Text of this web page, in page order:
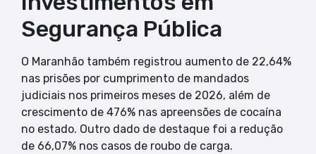
Segurança Pública
O Maranhão também registrou aumento de 22,64%
nas prisões por cumprimento de mandados
judiciais nos primeiros meses de 2026, além de
crescimento de 476% nas apreensões de cocaína
no estado. Outro dado de destaque foi a redução
de 66,07% nos casos de roubo de carga.